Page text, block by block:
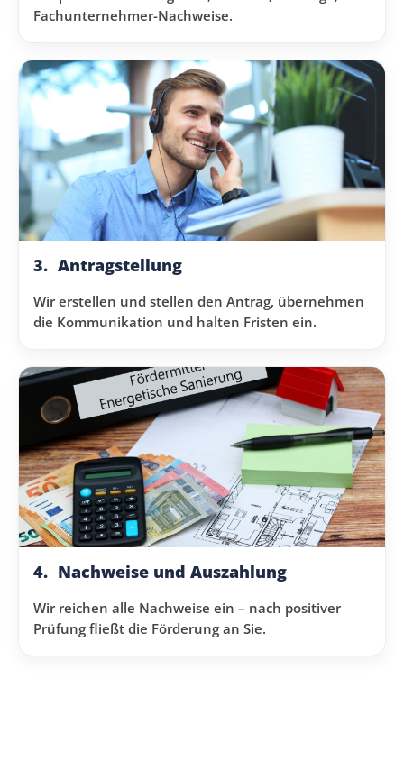
Fachunternehmer-Nachweise.
3. Antragstellung
Wir erstellen und stellen den Antrag, übernehmen
die Kommunikation und halten Fristen ein.
4. Nachweise und Auszahlung
Wir reichen alle Nachweise ein – nach positiver
Prüfung fließt die Förderung an Sie.